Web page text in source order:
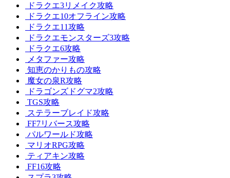
ドラクエ3リメイク攻略
ドラクエ10オフライン攻略
ドラクエ11攻略
ドラクエモンスターズ3攻略
ドラクエ6攻略
メタファー攻略
知恵のかりもの攻略
魔女の泉R攻略
ドラゴンズドグマ2攻略
TGS攻略
ステラーブレイド攻略
FF7リバース攻略
パルワールド攻略
マリオRPG攻略
ティアキン攻略
FF16攻略